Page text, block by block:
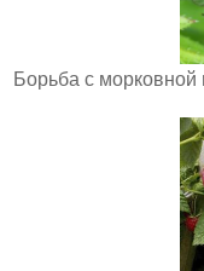
Борьба с морковной